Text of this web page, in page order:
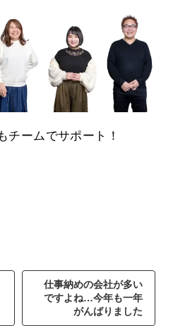
チームでサポート！
仕事納めの会社が多い
ですよね…今年も一年
がんばりました